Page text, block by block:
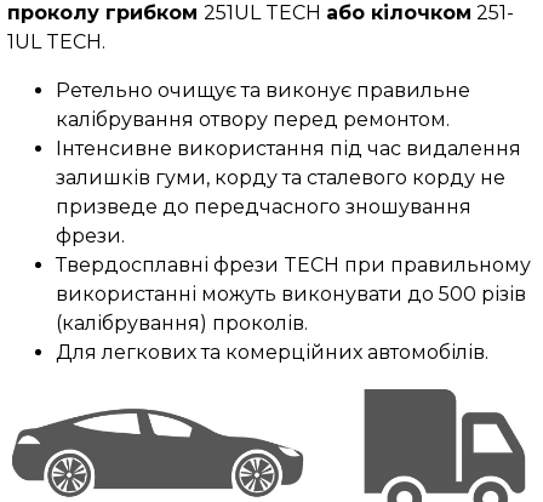
проколу грибком 251UL TECH або кілочком 251-
1UL TECH.
Ретельно очищує та виконує правильне
калібрування отвору перед ремонтом.
Інтенсивне використання під час видалення
залишків гуми, корду та сталевого корду не
призведе до передчасного зношування
фрези.
Твердосплавні фрези TECH при правильному
використанні можуть виконувати до 500 різів
(калібрування) проколів.
Для легкових та комерційних автомобілів.